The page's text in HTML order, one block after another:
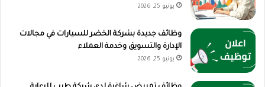
يونيو 25, 2026
وظائف جديدة بشركة الخضر للسيارات في مجالات
الإدارة والتسويق وخدمة العملاء
يونيو 25, 2026